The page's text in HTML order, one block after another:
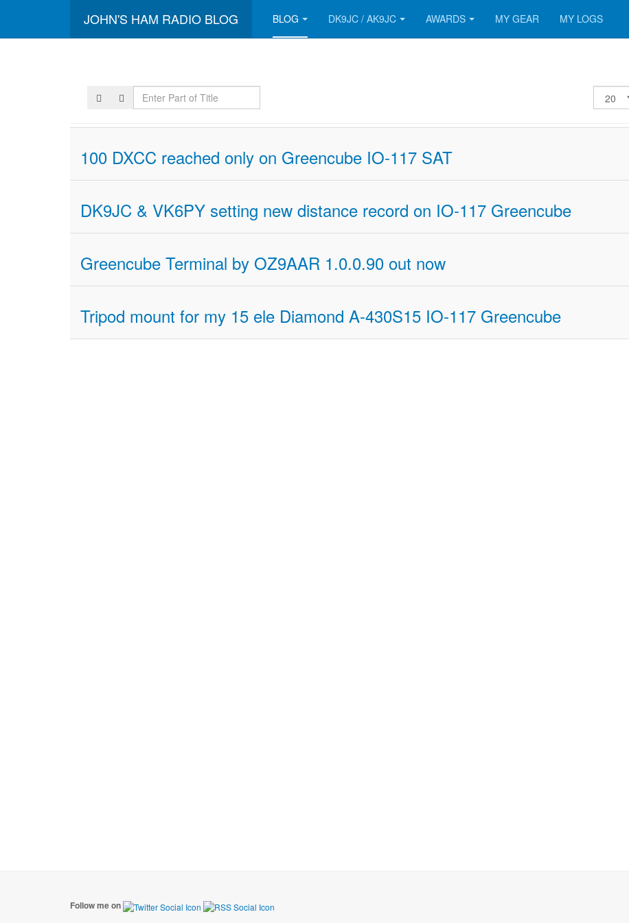
JOHN'S HAM RADIO BLOG BLOG DK9JC / AK9JC AWARDS MY GEAR MY LOGS
Enter
Part
Display
#
100 DXCC reached only on Greencube IO-117 SAT
DK9JC & VK6PY setting new distance record on IO-117 Greencube
Greencube Terminal by OZ9AAR 1.0.0.90 out now
Tripod mount for my 15 ele Diamond A-430S15 IO-117 Greencube
Follow me on